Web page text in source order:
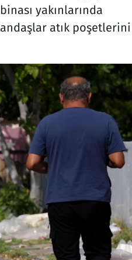
yakınlarında
atık poşetlerini